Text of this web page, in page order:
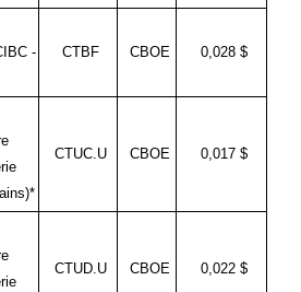
-
CTBF CBOE 0,028 $
CTUC.U CBOE 0,017 $
CTUD.U CBOE 0,022 $